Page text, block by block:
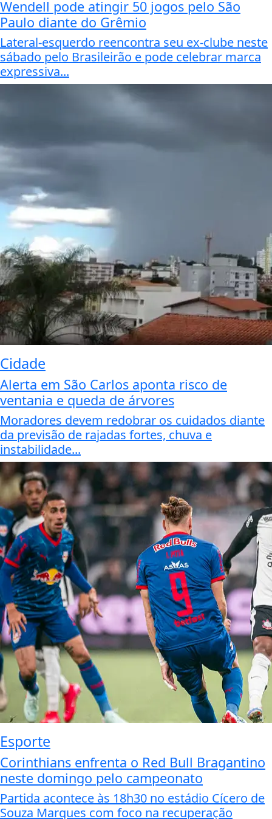
Wendell pode atingir 50 jogos pelo São
Paulo diante do Grêmio
Lateral-esquerdo reencontra seu ex-clube neste
sábado pelo Brasileirão e pode celebrar marca
expressiva...
Cidade
Alerta em São Carlos aponta risco de
ventania e queda de árvores
Moradores devem redobrar os cuidados diante
da previsão de rajadas fortes, chuva e
instabilidade...
Esporte
Corinthians enfrenta o Red Bull Bragantino
neste domingo pelo campeonato
Partida acontece às 18h30 no estádio Cícero de
Souza Marques com foco na recuperação